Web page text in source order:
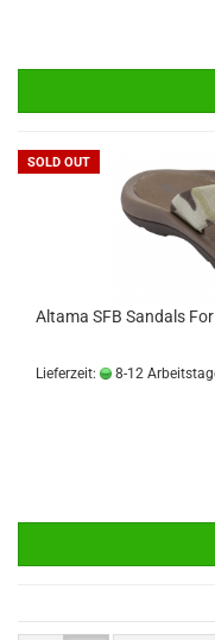
SOLD OUT
Altama SFB Sandals
Lieferzeit: 8-12